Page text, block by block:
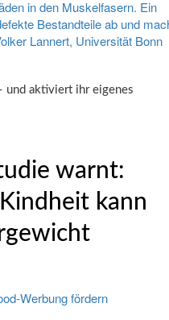
und aktiviert ihr eigenes
warnt:
kann
Werbung fördern